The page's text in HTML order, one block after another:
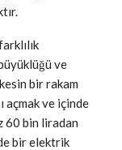
ve
bir rakam
açmak ve içinde
60 bin liradan
bir elektrik